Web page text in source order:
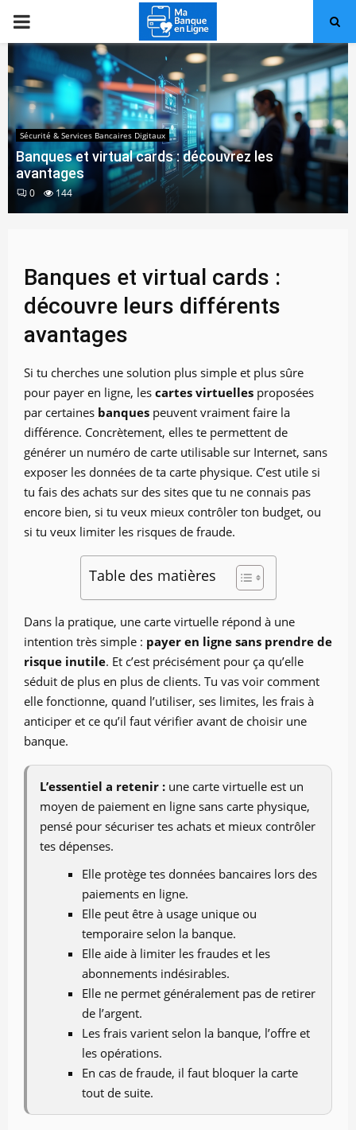
PRIMARY
MENU
Sécurité & Services Bancaires Digitaux
Banques et virtual cards : découvrez les
avantages
0 144
Banques et virtual cards :
découvre leurs différents
avantages
Si tu cherches une solution plus simple et plus sûre
pour payer en ligne, les cartes virtuelles proposées
par certaines banques peuvent vraiment faire la
différence. Concrètement, elles te permettent de
générer un numéro de carte utilisable sur Internet, sans
exposer les données de ta carte physique. C’est utile si
tu fais des achats sur des sites que tu ne connais pas
encore bien, si tu veux mieux contrôler ton budget, ou
si tu veux limiter les risques de fraude.
Table des matières
Dans la pratique, une carte virtuelle répond à une
intention très simple : payer en ligne sans prendre de
risque inutile. Et c’est précisément pour ça qu’elle
séduit de plus en plus de clients. Tu vas voir comment
elle fonctionne, quand l’utiliser, ses limites, les frais à
anticiper et ce qu’il faut vérifier avant de choisir une
banque.
L’essentiel a retenir : une carte virtuelle est un
moyen de paiement en ligne sans carte physique,
pensé pour sécuriser tes achats et mieux contrôler
tes dépenses.
Elle protège tes données bancaires lors des
paiements en ligne.
Elle peut être à usage unique ou
temporaire selon la banque.
Elle aide à limiter les fraudes et les
abonnements indésirables.
Elle ne permet généralement pas de retirer
de l’argent.
Les frais varient selon la banque, l’offre et
les opérations.
En cas de fraude, il faut bloquer la carte
tout de suite.